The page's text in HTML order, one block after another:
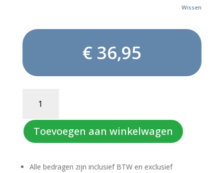
Wissen
€ 36,95
aantal
Toevoegen aan winkelwagen
Alle bedragen zijn inclusief BTW en exclusief